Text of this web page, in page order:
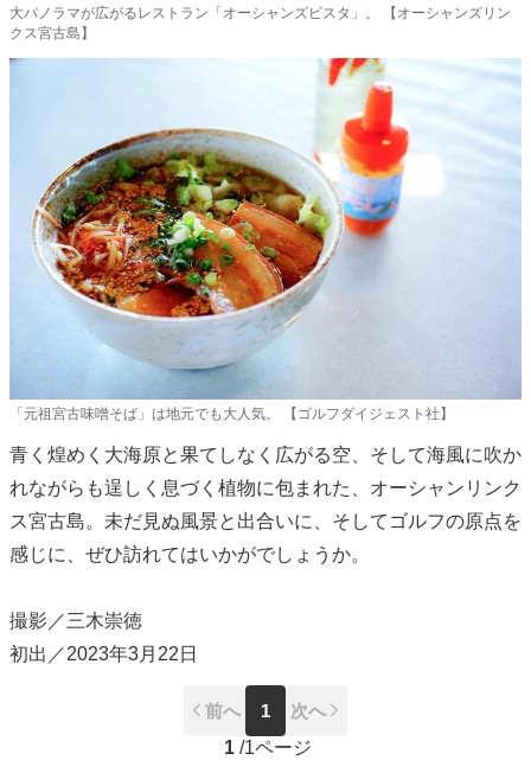
大パノラマが広がるレストラン「オーシャンズビスタ」。 【オーシャンズリン
クス宮古島】
「元祖宮古味噌そば」は地元でも大人気。 【ゴルフダイジェスト社】
青く煌めく大海原と果てしなく広がる空、そして海風に吹か
れながらも逞しく息づく植物に包まれた、オーシャンリンク
ス宮古島。未だ見ぬ風景と出合いに、そしてゴルフの原点を
感じに、ぜひ訪れてはいかがでしょうか。
撮影／三木崇徳
初出／2023年3月22日
前へ 1
次へ
1 /1ページ